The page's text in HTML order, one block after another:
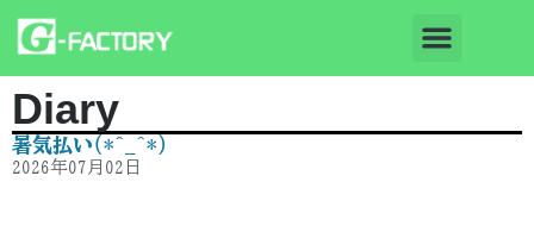
Diary
暑気払い(*^_^*)
2026年07月02日